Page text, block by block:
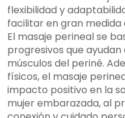
flexibilidad y
facilitar en gran
El masaje perineal se
progresivos que
músculos del periné.
físicos, el masaje
impacto positivo en la
mujer embarazada, al